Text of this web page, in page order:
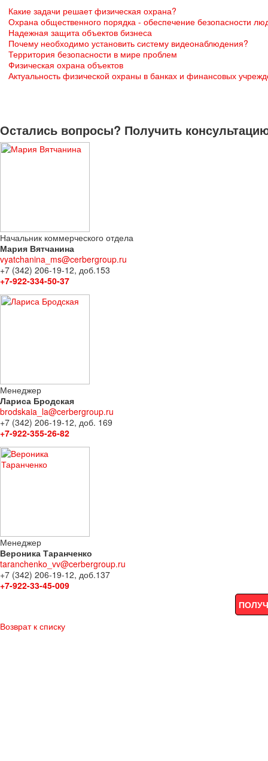
Какие задачи решает физическая охрана?
Охрана общественного порядка - обеспечение безопасности
Надежная защита объектов бизнеса
Почему необходимо установить систему видеонаблюдения?
Территория безопасности в мире проблем
Физическая охрана объектов
Актуальность физической охраны в банках и финансовых
Остались вопросы? Получить
Начальник коммерческого отдела
Мария Вятчанина
vyatchanina_ms@cerbergroup.ru
+7 (342) 206-19-12, доб.153
+7-922-334-50-37
Менеджер
Лариса Бродская
brodskaia_la@cerbergroup.ru
+7 (342) 206-19-12, доб. 169
+7-922-355-26-82
Менеджер
Вероника Таранченко
taranchenko_vv@cerbergroup.ru
+7 (342) 206-19-12, доб.137
+7-922-33-45-009
Возврат к списку